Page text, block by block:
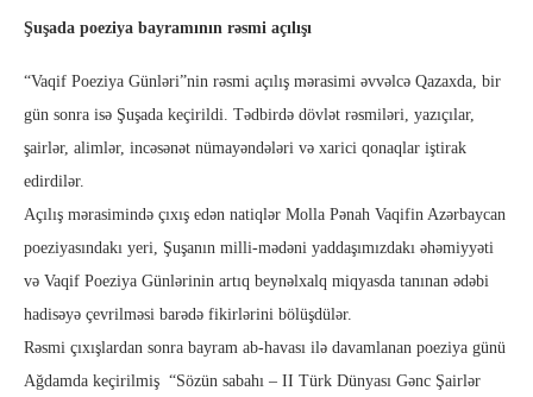
Şuşada poeziya bayramının rəsmi açılışı
“Vaqif Poeziya Günləri”nin rəsmi açılış mərasimi əvvəlcə Qazaxda, bir
gün sonra isə Şuşada keçirildi. Tədbirdə dövlət rəsmiləri, yazıçılar,
şairlər, alimlər, incəsənət nümayəndələri və xarici qonaqlar iştirak
edirdilər.
Açılış mərasimində çıxış edən natiqlər Molla Pənah Vaqifin Azərbaycan
poeziyasındakı yeri, Şuşanın milli-mədəni yaddaşımızdakı əhəmiyyəti
və Vaqif Poeziya Günlərinin artıq beynəlxalq miqyasda tanınan ədəbi
hadisəyə çevrilməsi barədə fikirlərini bölüşdülər.
Rəsmi çıxışlardan sonra bayram ab-havası ilə davamlanan poeziya günü
Ağdamda keçirilmiş “Sözün sabahı – II Türk Dünyası Gənc Şairlər